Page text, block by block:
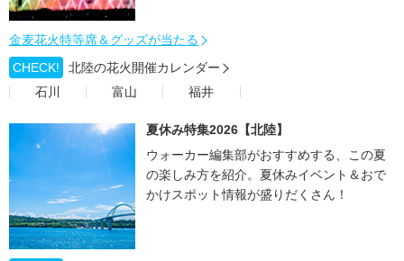
金麦花火特等席＆グッズが当たる
CHECK!
北陸の花火開催カレンダー
石川
富山 福井
夏休み特集2026【北陸】
ウォーカー編集部がおすすめする、この夏
の楽しみ方を紹介。夏休みイベント＆おで
かけスポット情報が盛りだくさん！